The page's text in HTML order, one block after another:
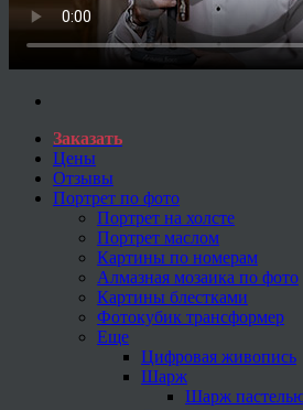
Заказать
Цены
Отзывы
Портрет по фото
Портрет на холсте
Портрет маслом
Картины по номерам
Алмазная мозаика по фото
Картины блестками
Фотокубик трансформер
Еще
Цифровая живопись
Шарж
Шарж